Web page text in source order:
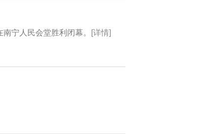
宁人民会堂胜利闭幕。 [详情]